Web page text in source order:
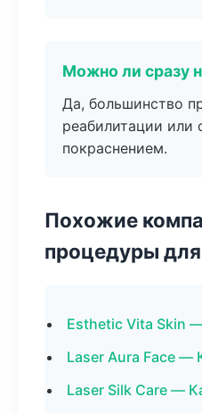
Можно ли сразу
Да, большинство
реабилитации
покраснением.
Похожие
процедуры
Esthetic Vita Skin
Laser Aura Face —
Laser Silk Care —